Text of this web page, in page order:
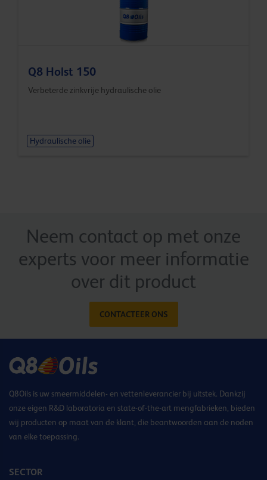
Q8 Holst 150
Verbeterde zinkvrije hydraulische olie
Hydraulische olie
Neem contact op met onze
experts voor meer informatie
over dit product
CONTACTEER ONS
Q8Oils is uw smeermiddelen- en vettenleverancier bij uitstek. Dankzij
onze eigen R&D laboratoria en state-of-the-art mengfabrieken, bieden
wij producten op maat van de klant, die beantwoorden aan de noden
van elke toepassing.
SECTOR